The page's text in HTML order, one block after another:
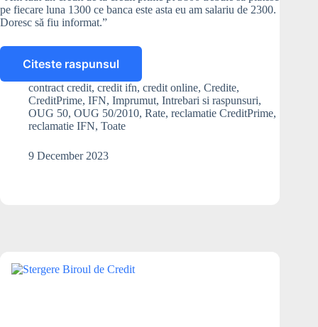
pe fiecare luna 1300 ce banca este asta eu am salariu de 2300.
Doresc să fiu informat.”
Citeste raspunsul
Pentru
un
credit
de
3800
lei
1300
contract credit, credit ifn, credit online, Credite,
CreditPrime, IFN, Imprumut, Intrebari si raspunsuri,
OUG 50, OUG 50/2010, Rate, reclamatie CreditPrime,
reclamatie IFN, Toate
9 December 2023